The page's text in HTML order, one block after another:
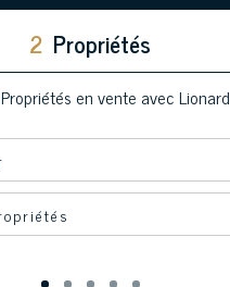
2 Propriétés
Propriétés en vente avec Lionard